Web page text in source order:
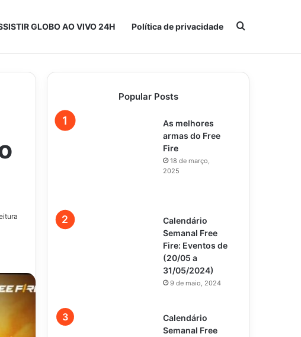
GLOBO AO VIVO 24H Política de privacidade Procurar por
Popular Posts
As melhores
armas do Free
Fire
18 de março,
2025
Calendário
Semanal Free
Fire: Eventos de
(20/05 a
31/05/2024)
9 de maio, 2024
Calendário
Semanal Free